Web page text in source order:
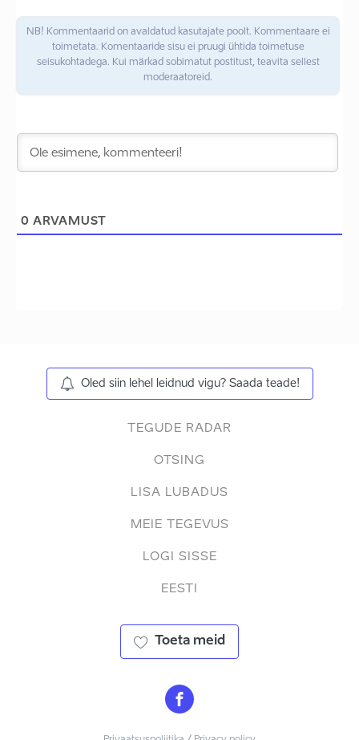
NB! Kommentaarid on avaldatud kasutajate poolt. Kommentaare ei
toimetata. Komentaaride sisu ei pruugi ühtida toimetuse
seisukohtadega. Kui märkad sobimatut postitust, teavita sellest
moderaatoreid.
0 ARVAMUST
Oled siin lehel leidnud vigu? Saada teade!
TEGUDE RADAR
OTSING
LISA LUBADUS
MEIE TEGEVUS
LOGI SISSE
EESTI
Toeta meid